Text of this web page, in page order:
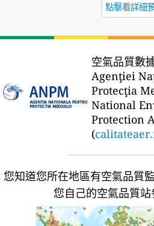
點擊看詳細
空氣品質數
Agenţiei
Protecţia
National
Protection
(
您知道您所在地區有空氣品質
您自己的空氣品質站